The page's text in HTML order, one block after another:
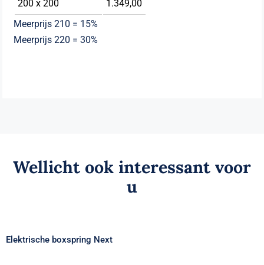
200 x 200
1.349,00
Meerprijs 210 = 15%
Meerprijs 220 = 30%
Wellicht ook interessant voor
u
Elektrische boxspring Next